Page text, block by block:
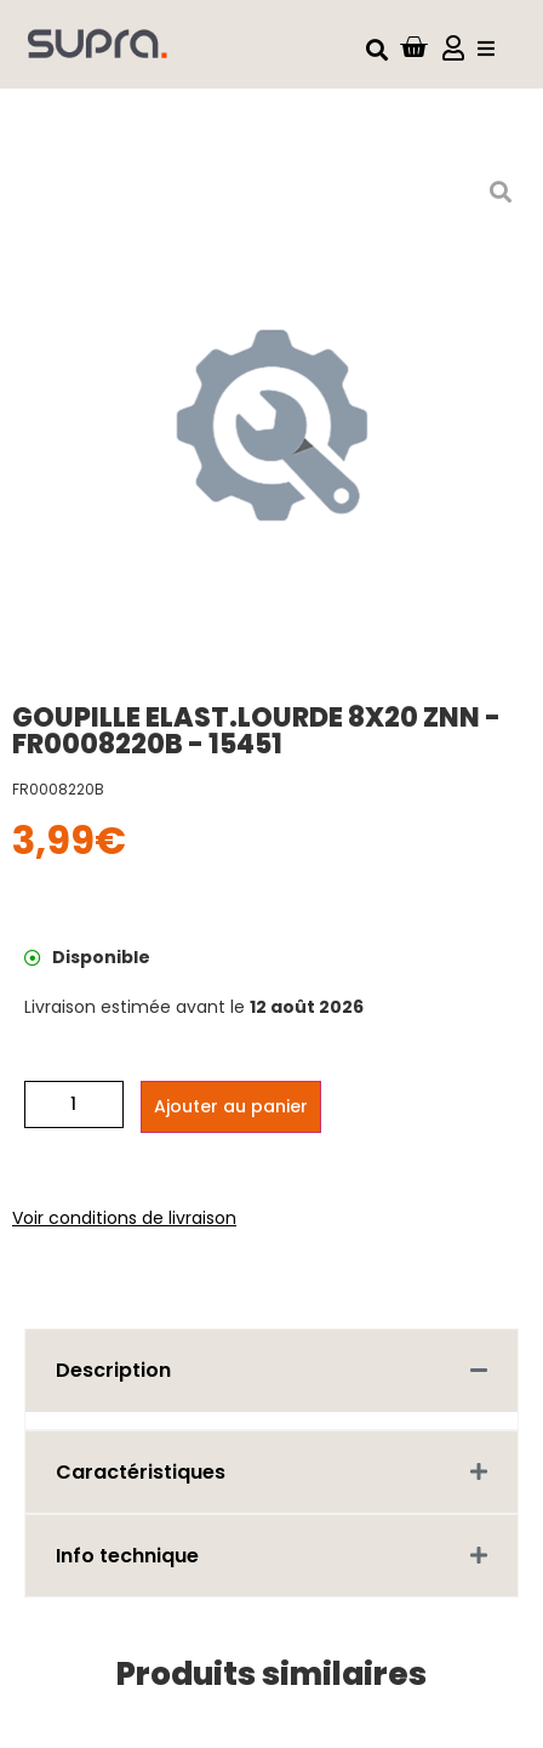
GOUPILLE ELAST.LOURDE 8X20 ZNN -
FR0008220B - 15451
FR0008220B
3,99€
Disponible
Livraison estimée avant le 12 août 2026
Ajouter au panier
Voir conditions de livraison
Description
Caractéristiques
Info technique
Produits similaires